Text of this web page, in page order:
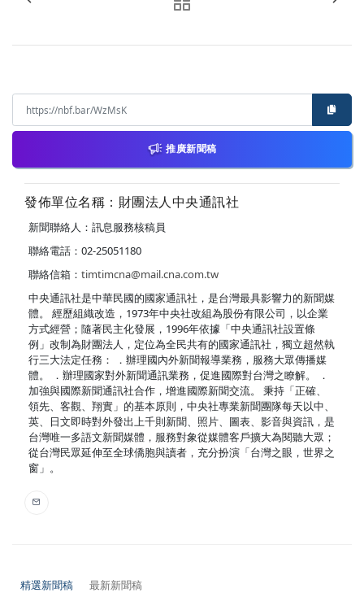
推廣新聞稿
發佈單位名稱：財團法人中央通訊社
新聞聯絡人：訊息服務核稿員
聯絡電話：02-25051180
聯絡信箱： timtimcna@mail.cna.com.tw
中央通訊社是中華民國的國家通訊社，是台灣最具影響力的新聞媒
體。 經歷組織改造，1973年中央社改組為股份有限公司，以企業
方式經營；隨著民主化發展，1996年依據「中央通訊社設置條
例」改制為財團法人，定位為全民共有的國家通訊社，獨立超然執
行三大法定任務： ．辦理國內外新聞報導業務，服務大眾傳播媒
體。 ．辦理國家對外新聞通訊業務，促進國際對台灣之瞭解。 ．
加強與國際新聞通訊社合作，增進國際新聞交流。 秉持「正確、
領先、客觀、翔實」的基本原則，中央社專業新聞團隊每天以中、
英、日文即時對外發出上千則新聞、照片、圖表、影音與資訊，是
台灣唯一多語文新聞媒體，服務對象從媒體客戶擴大為閱聽大眾；
從台灣民眾延伸至全球僑胞與讀者，充分扮演「台灣之眼，世界之
窗」。
精選新聞稿 最新新聞稿